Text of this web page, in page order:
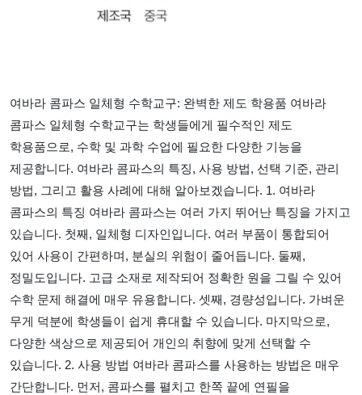
여바라 콤파스 일체형 수학교구: 완벽한 제도 학용품 여바라
콤파스 일체형 수학교구는 학생들에게 필수적인 제도
학용품으로, 수학 및 과학 수업에 필요한 다양한 기능을
제공합니다. 여바라 콤파스의 특징, 사용 방법, 선택 기준, 관리
방법, 그리고 활용 사례에 대해 알아보겠습니다. 1. 여바라
콤파스의 특징 여바라 콤파스는 여러 가지 뛰어난 특징을 가지고
있습니다. 첫째, 일체형 디자인입니다. 여러 부품이 통합되어
있어 사용이 간편하며, 분실의 위험이 줄어듭니다. 둘째,
정밀도입니다. 고급 소재로 제작되어 정확한 원을 그릴 수 있어
수학 문제 해결에 매우 유용합니다. 셋째, 경량성입니다. 가벼운
무게 덕분에 학생들이 쉽게 휴대할 수 있습니다. 마지막으로,
다양한 색상으로 제공되어 개인의 취향에 맞게 선택할 수
있습니다. 2. 사용 방법 여바라 콤파스를 사용하는 방법은 매우
간단합니다. 먼저, 콤파스를 펼치고 한쪽 끝에 연필을